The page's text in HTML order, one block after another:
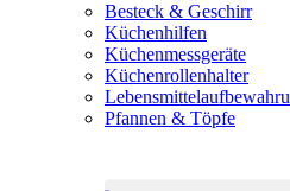
Besteck & Geschirr
Küchenhilfen
Küchenmessgeräte
Küchenrollenhalter
Pfannen & Töpfe